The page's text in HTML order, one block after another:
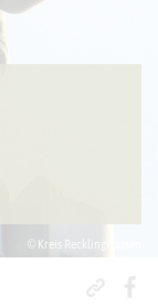
© Kreis Recklinghausen